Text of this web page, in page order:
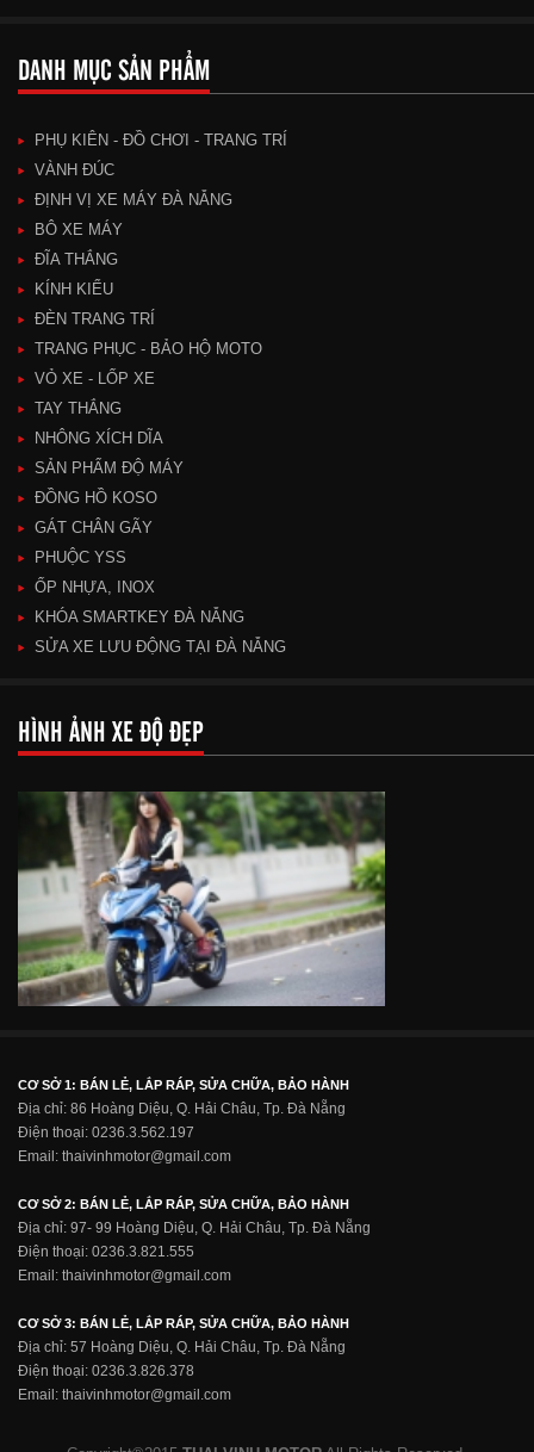
DANH MỤC SẢN PHẨM
PHỤ KIÊN - ĐỒ CHƠI - TRANG TRÍ
VÀNH ĐÚC
ĐỊNH VỊ XE MÁY ĐÀ NẴNG
BÔ XE MÁY
ĐĨA THẮNG
KÍNH KIỂU
ĐÈN TRANG TRÍ
TRANG PHỤC - BẢO HỘ MOTO
VỎ XE - LỐP XE
TAY THẮNG
NHÔNG XÍCH DĨA
SẢN PHẨM ĐỘ MÁY
ĐỒNG HỒ KOSO
GÁT CHÂN GÃY
PHUỘC YSS
ỐP NHỰA, INOX
KHÓA SMARTKEY ĐÀ NẴNG
SỬA XE LƯU ĐỘNG TẠI ĐÀ NẴNG
HÌNH ẢNH XE ĐỘ ĐẸP
CƠ SỞ 1: BÁN LẺ, LẮP RÁP, SỬA CHỮA, BẢO HÀNH
Địa chỉ: 86 Hoàng Diệu, Q. Hải Châu, Tp. Đà Nẵng
Điện thoại: 0236.3.562.197
Email: thaivinhmotor@gmail.com
CƠ SỞ 2: BÁN LẺ, LẮP RÁP, SỬA CHỮA, BẢO HÀNH
Địa chỉ: 97- 99 Hoàng Diệu, Q. Hải Châu, Tp. Đà Nẵng
Điện thoại: 0236.3.821.555
Email: thaivinhmotor@gmail.com
CƠ SỞ 3: BÁN LẺ, LẮP RÁP, SỬA CHỮA, BẢO HÀNH
Địa chỉ: 57 Hoàng Diệu, Q. Hải Châu, Tp. Đà Nẵng
Điện thoại: 0236.3.826.378
Email: thaivinhmotor@gmail.com